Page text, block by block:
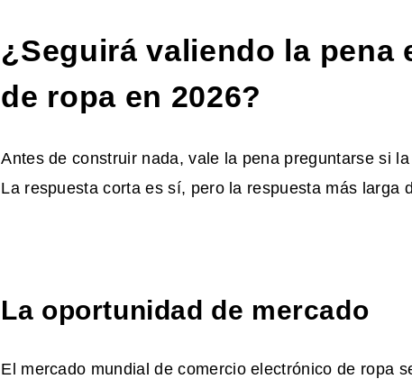
¿Seguirá valiendo la pena
de ropa en 2026?
Antes de construir nada, vale la pena preguntarse si
La respuesta corta es sí, pero la respuesta más larga
La oportunidad de mercado
El mercado mundial de comercio electrónico de ropa